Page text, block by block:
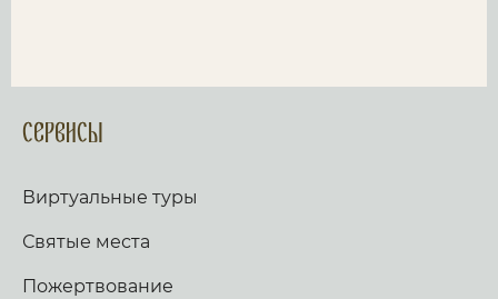
Сервисы
Виртуальные туры
Святые места
Пожертвование